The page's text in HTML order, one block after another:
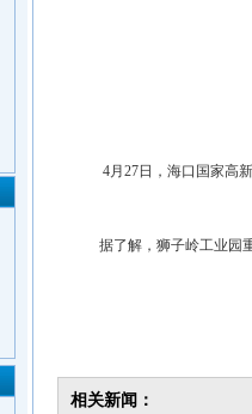
4月27日，海口国家高新
据了解，狮子岭工业园重
相关新闻：